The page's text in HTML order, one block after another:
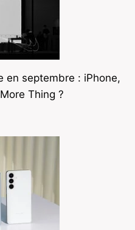
en septembre : iPhone,
Thing ?